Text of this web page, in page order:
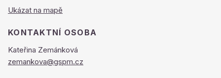
Ukázat na mapě
KONTAKTNÍ OSOBA
Kateřina Zemánková
zemankova@gspm.cz